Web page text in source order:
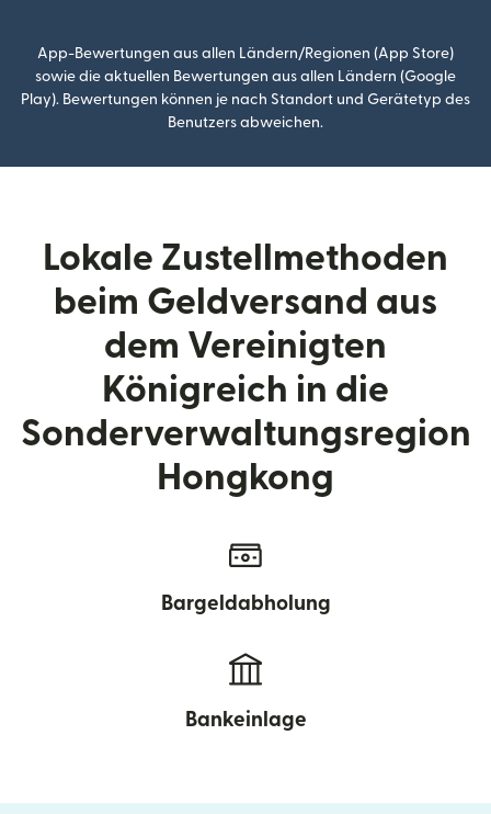
App-Bewertungen aus allen Ländern/Regionen (App Store)
sowie die aktuellen Bewertungen aus allen Ländern (Google
Play). Bewertungen können je nach Standort und Gerätetyp des
Benutzers abweichen.
Lokale Zustellmethoden
beim Geldversand aus
dem Vereinigten
Königreich in die
Sonderverwaltungsregion
Hongkong
Bargeldabholung
Bankeinlage